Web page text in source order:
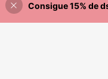
Consigue 15% de